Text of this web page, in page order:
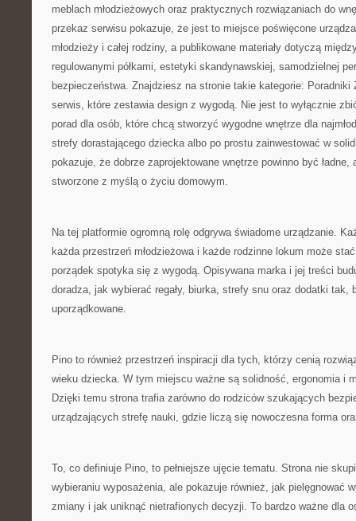
meblach młodzieżowych oraz praktycznych rozwiązaniach do
przekaz serwisu pokazuje, że jest to miejsce poświęcone
młodzieży i całej rodziny, a publikowane materiały dotyczą
regulowanymi półkami, estetyki skandynawskiej, samodzielnej
bezpieczeństwa. Znajdziesz na stronie takie kategorie: Poradniki
serwis, które zestawia design z wygodą. Nie jest to wyłącznie
porad dla osób, które chcą stworzyć wygodne wnętrze dla
strefy dorastającego dziecka albo po prostu zainwestować w
pokazuje, że dobrze zaprojektowane wnętrze powinno być
stworzone z myślą o życiu domowym.
Na tej platformie ogromną rolę odgrywa świadome urządzanie.
każda przestrzeń młodzieżowa i każde rodzinne lokum może
porządek spotyka się z wygodą. Opisywana marka i jej treści
doradza, jak wybierać regały, biurka, strefy snu oraz dodatki tak,
uporządkowane.
Pino to również przestrzeń inspiracji dla tych, którzy cenią
wieku dziecka. W tym miejscu ważne są solidność, ergonomia i
Dzięki temu strona trafia zarówno do rodziców szukających
urządzających strefę nauki, gdzie liczą się nowoczesna forma
To, co definiuje Pino, to pełniejsze ujęcie tematu. Strona nie
wybieraniu wyposażenia, ale pokazuje również, jak pielęgnować
zmiany i jak uniknąć nietrafionych decyzji. To bardzo ważne dla